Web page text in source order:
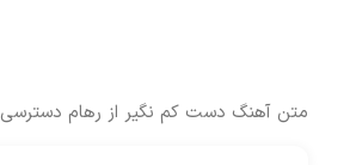
متن آهنگ دست کم نگیر از رهام دسترسی